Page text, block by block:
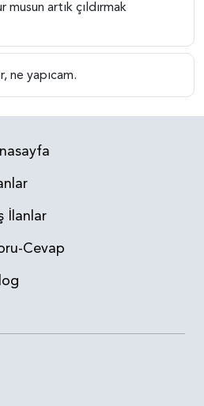
musun artık çıldırmak
ne yapıcam.
İlanlar
Cevap